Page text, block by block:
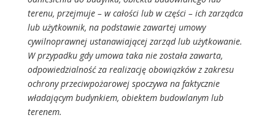
terenu, przejmuje – w całości lub w części – ich zarządca
lub użytkownik, na podstawie zawartej umowy
cywilnoprawnej ustanawiającej zarząd lub użytkowanie.
W przypadku gdy umowa taka nie została zawarta,
odpowiedzialność za realizację obowiązków z zakresu
ochrony przeciwpożarowej spoczywa na faktycznie
władającym budynkiem, obiektem budowlanym lub
terenem.